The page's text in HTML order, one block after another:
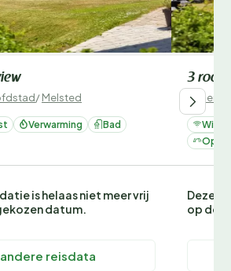
/Melsted
Verwarming Bad
is helaas niet meer vrij
datum.
reisdata
3
Wifi
Op
Deze
op de